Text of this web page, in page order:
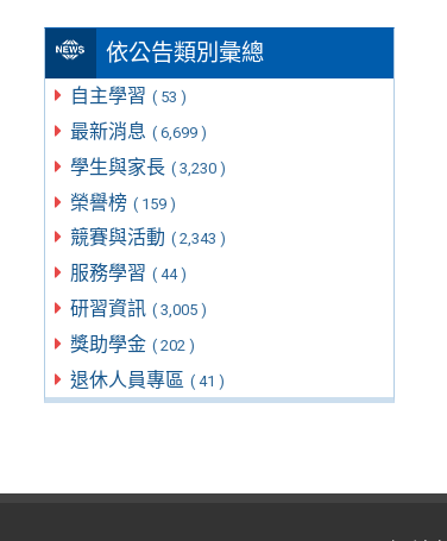
依公告類別彙總
自主學習 ( 53 )
最新消息 ( 6,699 )
學生與家長 ( 3,230 )
榮譽榜 ( 159 )
競賽與活動 ( 2,343 )
服務學習 ( 44 )
研習資訊 ( 3,005 )
獎助學金 ( 202 )
退休人員專區 ( 41 )